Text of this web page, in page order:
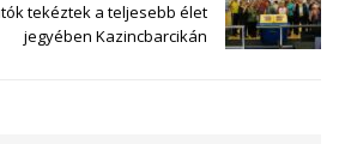
tekéztek a teljesebb élet
jegyében Kazincbarcikán